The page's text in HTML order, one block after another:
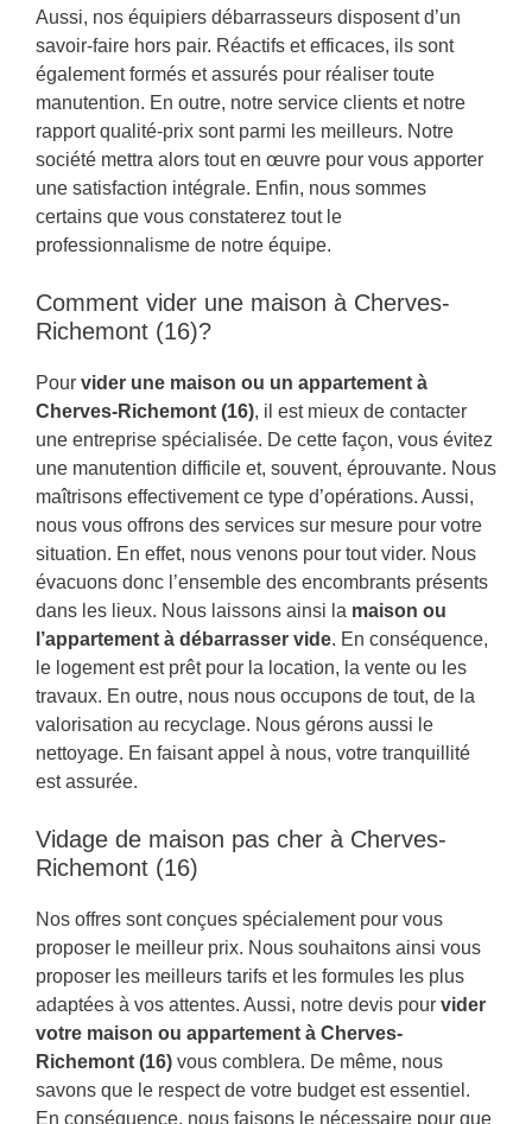
Aussi, nos équipiers débarrasseurs disposent d’un
savoir-faire hors pair. Réactifs et efficaces, ils sont
également formés et assurés pour réaliser toute
manutention. En outre, notre service clients et notre
rapport qualité-prix sont parmi les meilleurs. Notre
société mettra alors tout en œuvre pour vous apporter
une satisfaction intégrale. Enfin, nous sommes
certains que vous constaterez tout le
professionnalisme de notre équipe.
Comment vider une maison à Cherves-
Richemont (16)?
Pour vider une maison ou un appartement à
Cherves-Richemont (16), il est mieux de contacter
une entreprise spécialisée. De cette façon, vous évitez
une manutention difficile et, souvent, éprouvante. Nous
maîtrisons effectivement ce type d’opérations. Aussi,
nous vous offrons des services sur mesure pour votre
situation. En effet, nous venons pour tout vider. Nous
évacuons donc l’ensemble des encombrants présents
dans les lieux. Nous laissons ainsi la maison ou
l’appartement à débarrasser vide. En conséquence,
le logement est prêt pour la location, la vente ou les
travaux. En outre, nous nous occupons de tout, de la
valorisation au recyclage. Nous gérons aussi le
nettoyage. En faisant appel à nous, votre tranquillité
est assurée.
Vidage de maison pas cher à Cherves-
Richemont (16)
Nos offres sont conçues spécialement pour vous
proposer le meilleur prix. Nous souhaitons ainsi vous
proposer les meilleurs tarifs et les formules les plus
adaptées à vos attentes. Aussi, notre devis pour vider
votre maison ou appartement à Cherves-
Richemont (16) vous comblera. De même, nous
savons que le respect de votre budget est essentiel.
En conséquence, nous faisons le nécessaire pour que